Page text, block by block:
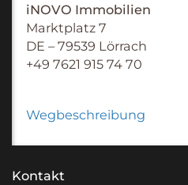
iNOVO Immobilien
Marktplatz 7
DE – 79539 Lörrach
+49 7621 915 74 70
Wegbeschreibung
Kontakt